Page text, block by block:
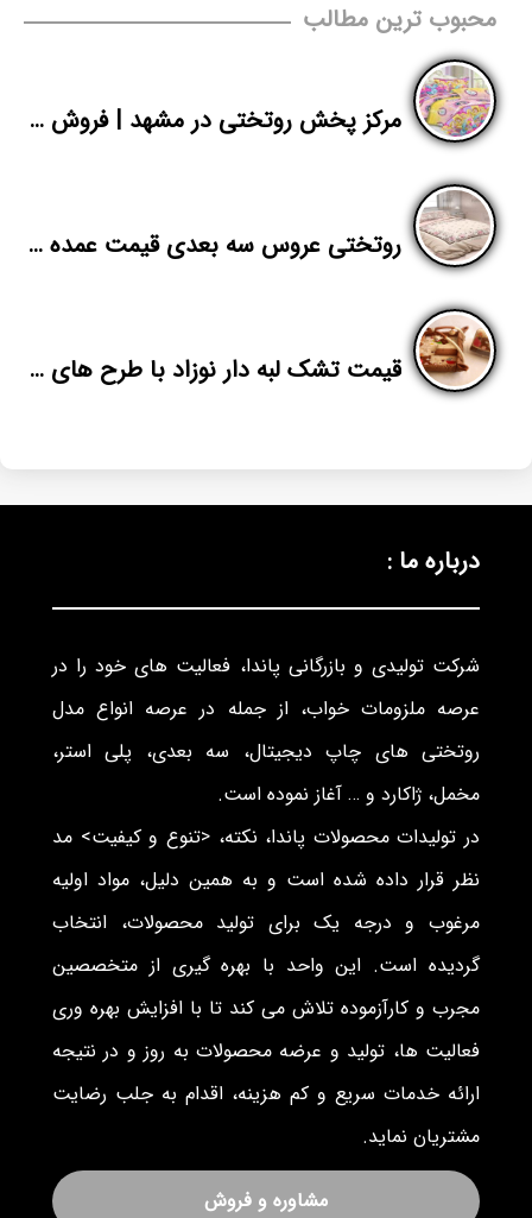
محبوب ترین مطالب
مرکز پخش روتختی در مشهد | فروش عمده روتختی یکنفره بازار تهران | پاندا
روتختی عروس سه بعدی قیمت عمده از تولیدی پاندا
قیمت تشک لبه دار نوزاد با طرح های فانتزی
درباره ما :
شرکت تولیدی و بازرگانی پاندا، فعالیت های خود را در
عرصه ملزومات خواب، از جمله در عرصه انواع مدل
روتختی های چاپ دیجیتال، سه بعدی، پلی استر،
مخمل، ژاکارد و … آغاز نموده است.
در تولیدات محصولات پاندا، نکته، <تنوع و کیفیت> مد
نظر قرار داده شده است و به همین دلیل، مواد اولیه
مرغوب و درجه یک برای تولید محصولات، انتخاب
گردیده است. این واحد با بهره گیری از متخصصین
مجرب و کارآزموده تلاش می کند تا با افزایش بهره وری
فعالیت ها، تولید و عرضه محصولات به روز و در نتیجه
ارائه خدمات سریع و کم هزینه، اقدام به جلب رضایت
مشتریان نماید.
مشاوره و فروش